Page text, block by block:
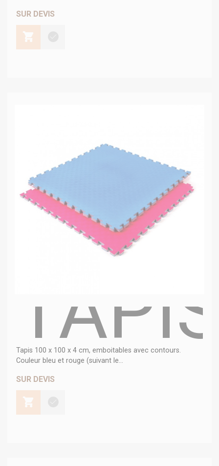
SUR DEVIS
Tapis 100 x 100 x 4 cm, emboitables avec contours.
Couleur bleu et rouge (suivant le...
SUR DEVIS